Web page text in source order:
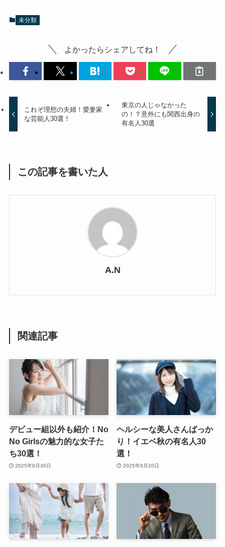
未分類
よかったらシェアしてね！
これぞ理想の夫婦！愛妻家
な芸能人30選！
東京の人じゃなかった
の！？意外にも関西出身の
有名人30選
この記事を書いた人
A.N
関連記事
デビュー組以外も紹介！No
No Girlsの魅力的な女子た
ち30選！
2025年9月30日
ヘルシーな美人さんばっか
り！イエベ秋の有名人30
選！
2025年9月20日